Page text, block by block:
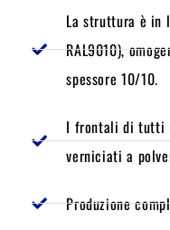
La struttura è in
RAL9010),
spessore 10/10.
I frontali di tutti
verniciati a
Produzione